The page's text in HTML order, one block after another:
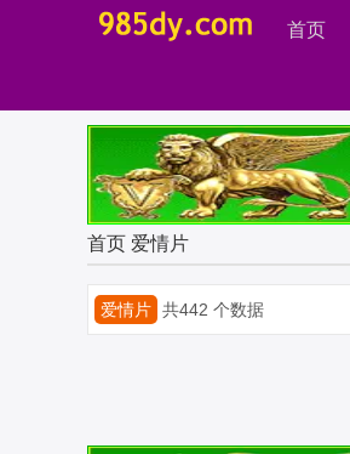
首页
首页 爱情片
爱情片 共442 个数据